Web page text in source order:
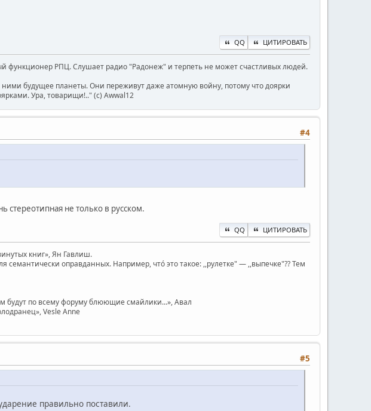
QQ ЦИТИРОВАТЬ
РПЦ. Слушает радио "Радонеж" и терпеть не может счастливых людей.
будущее планеты. Они переживут даже атомную войну, потому что доярки
Ура, товарищи!.." (c) Awwal12
#4
стереотипная не только в русском.
QQ ЦИТИРОВАТЬ
книг», Ян Гавлиш.
оправданных. Например, чтó это такое: ,,рулетке" — ,,выпечке"?? Тем
будут по всему форуму блюющие смайлики...», Авал
Vesle Anne
#5
правильно поставили.